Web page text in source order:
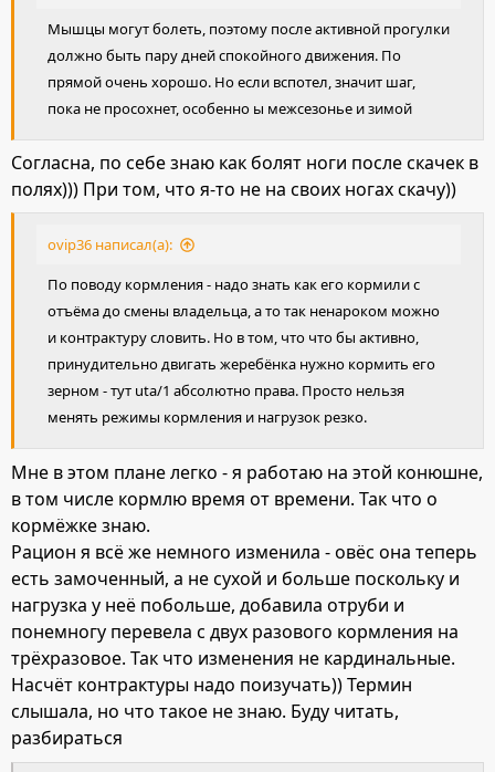
Мышцы могут болеть, поэтому после активной прогулки
должно быть пару дней спокойного движения. По
прямой очень хорошо. Но если вспотел, значит шаг,
пока не просохнет, особенно ы межсезонье и зимой
Согласна, по себе знаю как болят ноги после скачек в
полях))) При том, что я-то не на своих ногах скачу))
ovip36 написал(а):
По поводу кормления - надо знать как его кормили с
отъёма до смены владельца, а то так ненароком можно
и контрактуру словить. Но в том, что что бы активно,
принудительно двигать жеребёнка нужно кормить его
зерном - тут uta/1 абсолютно права. Просто нельзя
менять режимы кормления и нагрузок резко.
Мне в этом плане легко - я работаю на этой конюшне,
в том числе кормлю время от времени. Так что о
кормёжке знаю.
Рацион я всё же немного изменила - овёс она теперь
есть замоченный, а не сухой и больше поскольку и
нагрузка у неё побольше, добавила отруби и
понемногу перевела с двух разового кормления на
трёхразовое. Так что изменения не кардинальные.
Насчёт контрактуры надо поизучать)) Термин
слышала, но что такое не знаю. Буду читать,
разбираться